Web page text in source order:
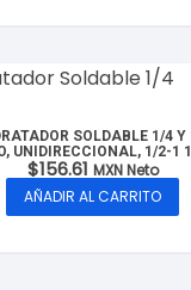
SOLDABLE 1/4
UNIDIRECCIONAL, 1/2-1
MODELO: CX-FDS1/4-
$156.61 MXN Neto
AÑADIR AL CARRITO